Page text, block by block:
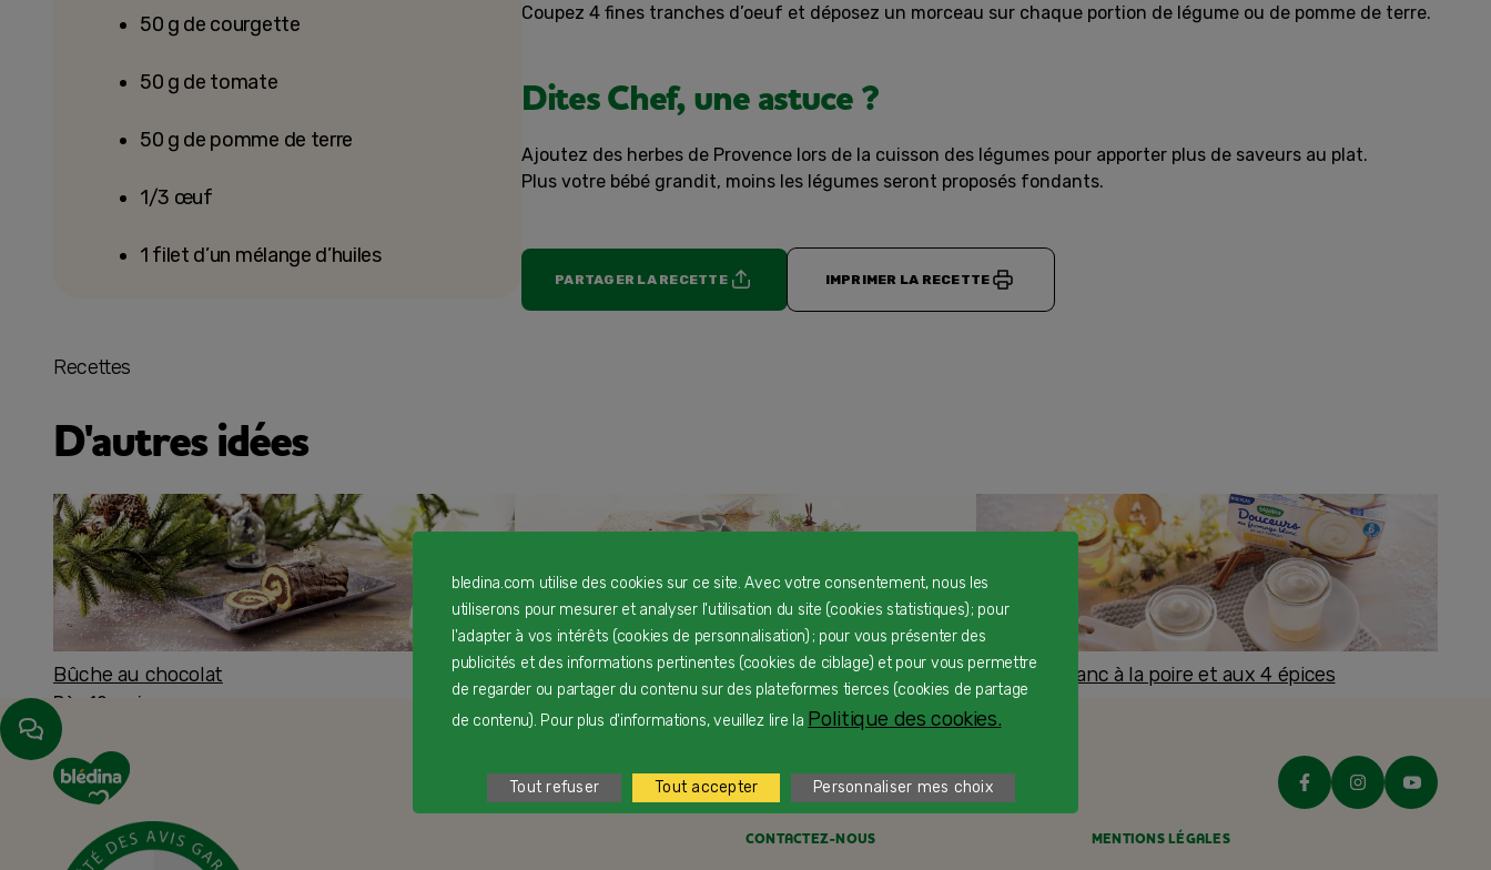
50 g de courgette
50 g de tomate
50 g de pomme de terre
1/3 œuf
1 filet d’un mélange d’huiles
Coupez 4 fines tranches d’oeuf et déposez un morceau sur chaque portion de légume ou de pomme de terre.
Dites Chef, une astuce ?
Ajoutez des herbes de Provence lors de la cuisson des légumes pour apporter plus de saveurs au plat.
Plus votre bébé grandit, moins les légumes seront proposés fondants.
PARTAGER LA RECETTE IMPRIMER LA RECETTE
Recettes
D'autres idées
Bûche au chocolat
Dès 12 mois
Charlotte de Pâques
Dès 24 mois
Fromage blanc à la poire et aux 4 épices
Dès 8 mois
CONTACTEZ-NOUS MENTIONS LÉGALES
bledina.com utilise des cookies sur ce site. Avec votre consentement, nous les
utiliserons pour mesurer et analyser l'utilisation du site (cookies statistiques) ; pour
l'adapter à vos intérêts (cookies de personnalisation) ; pour vous présenter des
publicités et des informations pertinentes (cookies de ciblage) et pour vous permettre
de regarder ou partager du contenu sur des plateformes tierces (cookies de partage
de contenu). Pour plus d'informations, veuillez lire la Politique des cookies.
Tout refuser Tout accepter Personnaliser mes choix